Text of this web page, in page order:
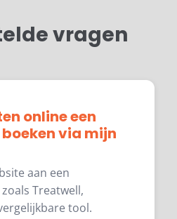
vragen
online een
via mijn
aan een
Treatwell,
tool.